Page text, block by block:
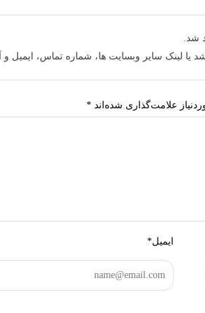
شد.
یا لینک سایر وبسایت ها، شماره تماس، ایمیل و
علامت‌گذاری شده‌اند *
ایمیل*